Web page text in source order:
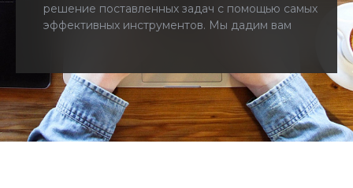
решение поставленных задач с помощью самых
эффективных инструментов. Мы дадим вам